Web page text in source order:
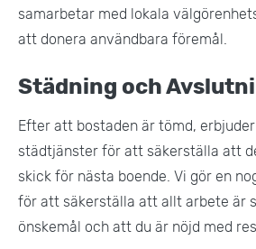
samarbetar med lokala
att donera användbara föremål.
Städning och
Efter att bostaden är tömd,
städtjänster för att säkerställa att
skick för nästa boende. Vi gör en
för att säkerställa att allt arbete är
önskemål och att du är nöjd med